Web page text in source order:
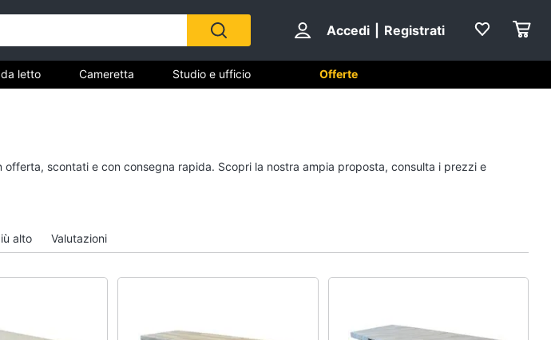
Accedi Registrati
Letto matrimoniale
Vedi tutti
Peluche
Vedi tutti
letto Cameretta Studio e ufficio Offerte
offerta, scontati e con consegna rapida. Scopri la nostra ampia proposta, consulta i prezzi e
alto Valutazioni